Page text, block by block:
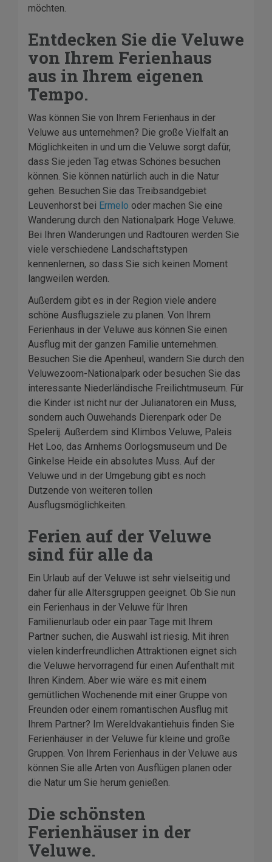
möchten.
Entdecken Sie die Veluwe
von Ihrem Ferienhaus
aus in Ihrem eigenen
Tempo.
Was können Sie von Ihrem Ferienhaus in der
Veluwe aus unternehmen? Die große Vielfalt an
Möglichkeiten in und um die Veluwe sorgt dafür,
dass Sie jeden Tag etwas Schönes besuchen
können. Sie können natürlich auch in die Natur
gehen. Besuchen Sie das Treibsandgebiet
Leuvenhorst bei Ermelo oder machen Sie eine
Wanderung durch den Nationalpark Hoge Veluwe.
Bei Ihren Wanderungen und Radtouren werden Sie
viele verschiedene Landschaftstypen
kennenlernen, so dass Sie sich keinen Moment
langweilen werden.
Außerdem gibt es in der Region viele andere
schöne Ausflugsziele zu planen. Von Ihrem
Ferienhaus in der Veluwe aus können Sie einen
Ausflug mit der ganzen Familie unternehmen.
Besuchen Sie die Apenheul, wandern Sie durch den
Veluwezoom-Nationalpark oder besuchen Sie das
interessante Niederländische Freilichtmuseum. Für
die Kinder ist nicht nur der Julianatoren ein Muss,
sondern auch Ouwehands Dierenpark oder De
Spelerij. Außerdem sind Klimbos Veluwe, Paleis
Het Loo, das Arnhems Oorlogsmuseum und De
Ginkelse Heide ein absolutes Muss. Auf der
Veluwe und in der Umgebung gibt es noch
Dutzende von weiteren tollen
Ausflugsmöglichkeiten.
Ferien auf der Veluwe
sind für alle da
Ein Urlaub auf der Veluwe ist sehr vielseitig und
daher für alle Altersgruppen geeignet. Ob Sie nun
ein Ferienhaus in der Veluwe für Ihren
Familienurlaub oder ein paar Tage mit Ihrem
Partner suchen, die Auswahl ist riesig. Mit ihren
vielen kinderfreundlichen Attraktionen eignet sich
die Veluwe hervorragend für einen Aufenthalt mit
Ihren Kindern. Aber wie wäre es mit einem
gemütlichen Wochenende mit einer Gruppe von
Freunden oder einem romantischen Ausflug mit
Ihrem Partner? Im Wereldvakantiehuis finden Sie
Ferienhäuser in der Veluwe für kleine und große
Gruppen. Von Ihrem Ferienhaus in der Veluwe aus
können Sie alle Arten von Ausflügen planen oder
die Natur um Sie herum genießen.
Die schönsten
Ferienhäuser in der
Veluwe.